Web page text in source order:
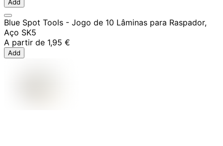
Add
Blue Spot Tools - Jogo de 10 Lâminas para Raspador,
Aço SK5
A partir de 1,95 €
Add